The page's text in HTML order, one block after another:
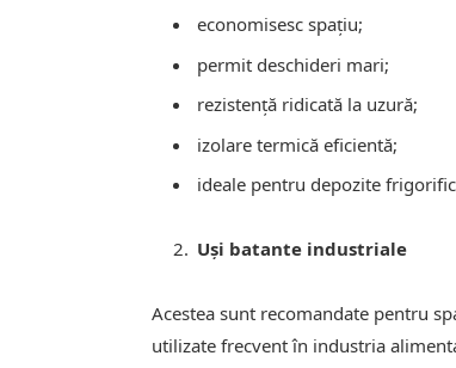
economisesc spațiu;
permit deschideri mari;
rezistență ridicată la uzură;
izolare termică eficientă;
ideale pentru depozite
Uși batante industriale
Acestea sunt recomandate pentru
utilizate frecvent în industria